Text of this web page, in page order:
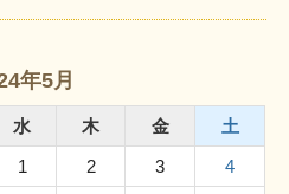
年5月
水 木 金
土
1
2 3
4